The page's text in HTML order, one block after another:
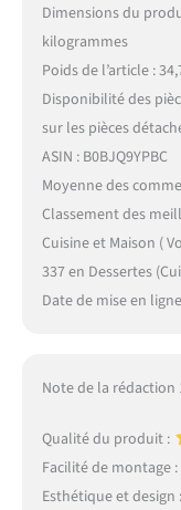
Dimensions du
kilogrammes
Poids de l’article :
Disponibilité des
sur les pièces
ASIN : B0BJQ9YPBC
Moyenne des
Classement des
Cuisine et Maison (
337 en Dessertes
Date de mise en
Note de la rédaction
Qualité du produit :
Facilité de montage :
Esthétique et design :